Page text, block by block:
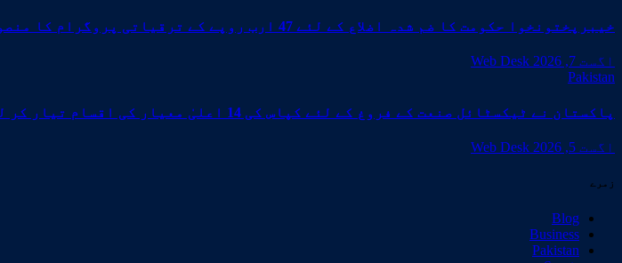
خیبرپختونخوا حکومت کا ضم شدہ اضلاع کے لئے 47 ارب روپے کے ترقیاتی پروگرام کا منصوبہ
اگست 7, 2026
Web Desk
Pakistan
پاکستان نے ٹیکسٹائل صنعت کے فروغ کے لئے کپاس کی 14 اعلیٰ معیار کی اقسام تیار کر لیں
اگست 5, 2026 Web Desk
زمرے
Blog
Business
Pakistan